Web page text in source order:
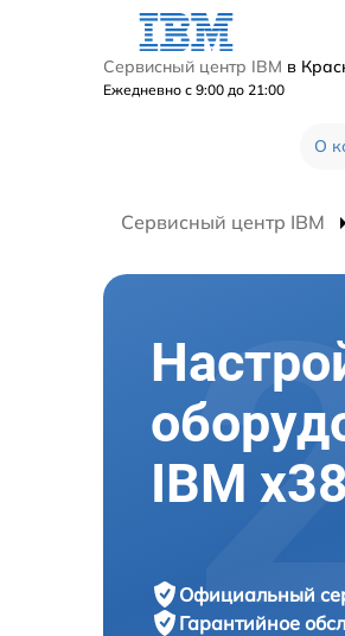
Сервисный центр IBM в
Ежедневно с 9:00 до 21:00
О
Сервисный центр IBM
IBM
Официальный
Гарантийное